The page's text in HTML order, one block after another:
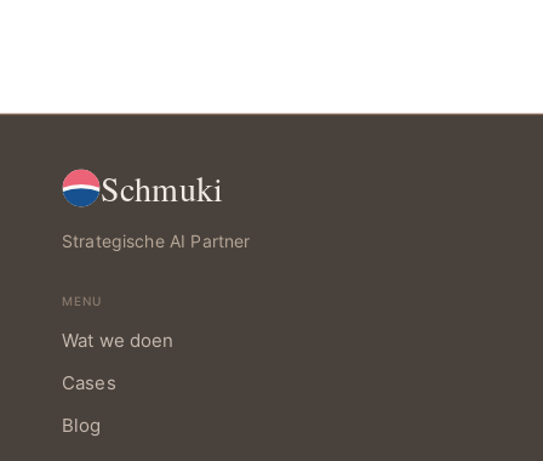
Schmuki
Strategische AI Partner
MENU
Wat we doen
Cases
Blog